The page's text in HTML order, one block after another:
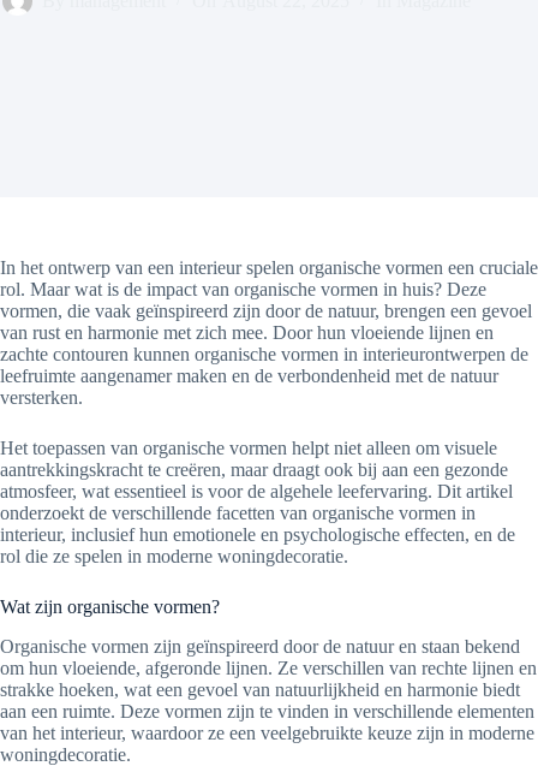
In het ontwerp van een interieur spelen organische vormen een cruciale
rol. Maar wat is de impact van organische vormen in huis? Deze
vormen, die vaak geïnspireerd zijn door de natuur, brengen een gevoel
van rust en harmonie met zich mee. Door hun vloeiende lijnen en
zachte contouren kunnen organische vormen in interieurontwerpen de
leefruimte aangenamer maken en de verbondenheid met de natuur
versterken.
Het toepassen van organische vormen helpt niet alleen om visuele
aantrekkingskracht te creëren, maar draagt ook bij aan een gezonde
atmosfeer, wat essentieel is voor de algehele leefervaring. Dit artikel
onderzoekt de verschillende facetten van organische vormen in
interieur, inclusief hun emotionele en psychologische effecten, en de
rol die ze spelen in moderne woningdecoratie.
Wat zijn organische vormen?
Organische vormen zijn geïnspireerd door de natuur en staan bekend
om hun vloeiende, afgeronde lijnen. Ze verschillen van rechte lijnen en
strakke hoeken, wat een gevoel van natuurlijkheid en harmonie biedt
aan een ruimte. Deze vormen zijn te vinden in verschillende elementen
van het interieur, waardoor ze een veelgebruikte keuze zijn in moderne
woningdecoratie.